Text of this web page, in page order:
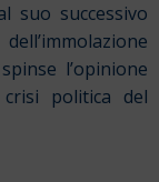
suo successivo
l’opinione
politica del